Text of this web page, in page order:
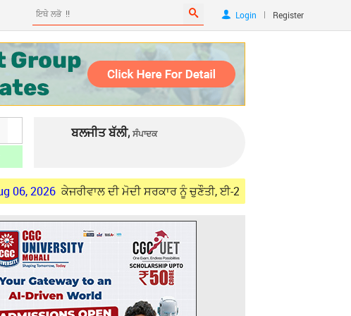
Login | Register
ਬਲਜੀਤ ਬੱਲੀ, ਸੰਪਾਦਕ
ਕੇਜਰੀਵਾਲ ਦੀ ਮੋਦੀ ਸਰਕਾਰ ਨੂੰ ਚੁਣੌਤੀ, ਈ-20 'ਤੇ ਕੋਈ ਰਿਸਰਚ ਰਿਪੋਰਟ ਹੈ ਤਾਂ